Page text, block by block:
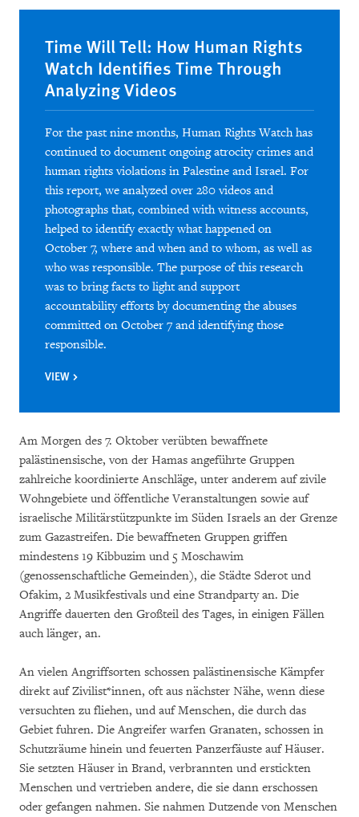
Time Will Tell: How Human Rights
Watch Identifies Time Through
Analyzing Videos
For the past nine months, Human Rights Watch has
continued to document ongoing atrocity crimes and
human rights violations in Palestine and Israel. For
this report, we analyzed over 280 videos and
photographs that, combined with witness accounts,
helped to identify exactly what happened on
October 7, where and when and to whom, as well as
who was responsible. The purpose of this research
was to bring facts to light and support
accountability efforts by documenting the abuses
committed on October 7 and identifying those
responsible.
VIEW
Am Morgen des 7. Oktober verübten bewaffnete
palästinensische, von der Hamas angeführte Gruppen
zahlreiche koordinierte Anschläge, unter anderem auf zivile
Wohngebiete und öffentliche Veranstaltungen sowie auf
israelische Militärstützpunkte im Süden Israels an der Grenze
zum Gazastreifen. Die bewaffneten Gruppen griffen
mindestens 19 Kibbuzim und 5 Moschawim
(genossenschaftliche Gemeinden), die Städte Sderot und
Ofakim, 2 Musikfestivals und eine Strandparty an. Die
Angriffe dauerten den Großteil des Tages, in einigen Fällen
auch länger, an.
An vielen Angriffsorten schossen palästinensische Kämpfer
direkt auf Zivilist*innen, oft aus nächster Nähe, wenn diese
versuchten zu fliehen, und auf Menschen, die durch das
Gebiet fuhren. Die Angreifer warfen Granaten, schossen in
Schutzräume hinein und feuerten Panzerfäuste auf Häuser.
Sie setzten Häuser in Brand, verbrannten und erstickten
Menschen und vertrieben andere, die sie dann erschossen
oder gefangen nahmen. Sie nahmen Dutzende von Menschen